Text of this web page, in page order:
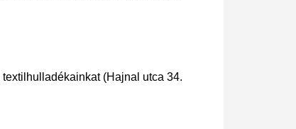
(Hajnal utca 34.